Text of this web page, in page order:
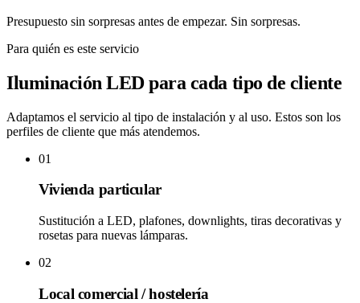
Presupuesto sin sorpresas antes de empezar. Sin sorpresas.
Para quién es este servicio
Iluminación LEDpara cada tipo de cliente
Adaptamos el servicio al tipo de instalación y al uso. Estos son los
perfiles de cliente que más atendemos.
01
Vivienda particular
Sustitución a LED, plafones, downlights, tiras decorativas y
rosetas para nuevas lámparas.
02
Local comercial / hostelería